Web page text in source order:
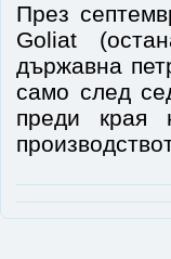
През
Goliat
държавна
само след
преди края